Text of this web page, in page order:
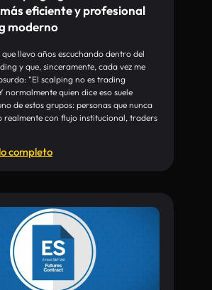
eficiente y profesional
moderno
llevo años escuchando dentro del
y que, sinceramente, cada vez me
“El scalping no es trading
normalmente quien dice eso suele
de estos grupos: personas que nunca
realmente con flujo institucional, traders
completo